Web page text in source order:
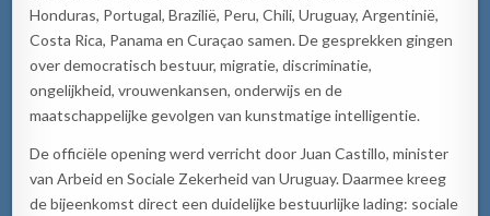
Honduras, Portugal, Brazilië, Peru, Chili, Uruguay, Argentinië,
Costa Rica, Panama en Curaçao samen. De gesprekken gingen
over democratisch bestuur, migratie, discriminatie,
ongelijkheid, vrouwenkansen, onderwijs en de
maatschappelijke gevolgen van kunstmatige intelligentie.
De officiële opening werd verricht door Juan Castillo, minister
van Arbeid en Sociale Zekerheid van Uruguay. Daarmee kreeg
de bijeenkomst direct een duidelijke bestuurlijke lading: sociale